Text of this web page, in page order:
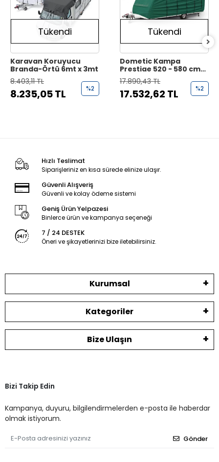
Tükendi
Karavan Koruyucu
Branda-Örtü 6mt x 3mt
8.403,11 TL
8.235,05 TL %2
Tükendi
Dometic Kampa
Prestige 520 - 580 cm
Karavan Koruyucu
Branda Örtü
17.890,43 TL
17.532,62 TL %2
Hızlı Teslimat
Siparişleriniz en kısa sürede elinize ulaşır.
Güvenli Alışveriş
Güvenli ve kolay ödeme sistemi
Geniş Ürün Yelpazesi
Binlerce ürün ve kampanya seçeneği
7 / 24 DESTEK
Öneri ve şikayetlerinizi bize iletebilirsiniz.
Kurumsal
Kategoriler
Bize Ulaşın
Bizi Takip Edin
Kampanya, duyuru, bilgilendirmelerden e-posta ile haberdar
olmak istiyorum.
Gönder